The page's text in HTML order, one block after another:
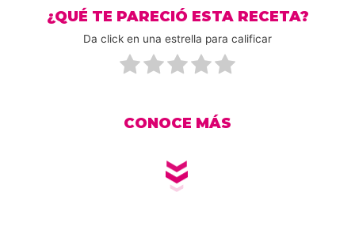
¿QUÉ TE PARECIÓ ESTA RECETA?
Da click en una estrella para calificar
CONOCE MÁS